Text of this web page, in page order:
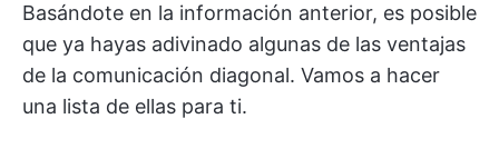
Basándote en la información anterior, es posible
que ya hayas adivinado algunas de las ventajas
de la comunicación diagonal. Vamos a hacer
una lista de ellas para ti.